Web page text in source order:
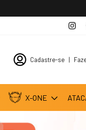
Cadastre-se |
X-ONE